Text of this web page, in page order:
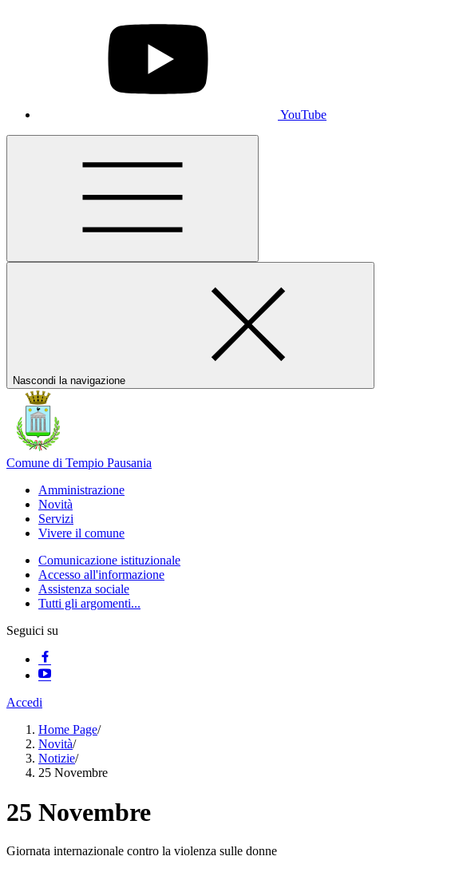
YouTube
Nascondi la navigazione
Comune di Tempio Pausania
Amministrazione
Novità
Servizi
Vivere il comune
Comunicazione istituzionale
Accesso all'informazione
Assistenza sociale
Tutti gli argomenti...
Seguici su
Accedi
Home Page/
Novità/
Notizie/
25 Novembre
25 Novembre
Giornata internazionale contro la violenza sulle donne